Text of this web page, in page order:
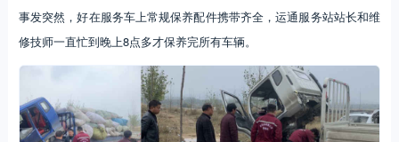
事发突然，好在服务车上常规保养配件携带齐全，运通服务站站长和维
修技师一直忙到晚上8点多才保养完所有车辆。